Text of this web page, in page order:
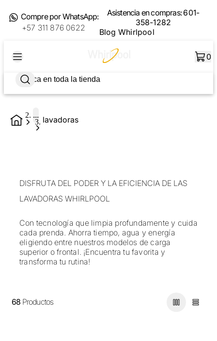
Compre por WhatsApp:
+57 311 876 0622
Asistencia en compras:601-
358-1282
Blog Whirlpool
0
... lavadoras
DISFRUTA DEL PODER Y LA EFICIENCIA DE LAS
LAVADORAS WHIRLPOOL
Con tecnología que limpia profundamente y cuida
cada prenda. Ahorra tiempo, agua y energía
eligiendo entre nuestros modelos de carga
superior o frontal. ¡Encuentra tu favorita y
transforma tu rutina!
68 Productos